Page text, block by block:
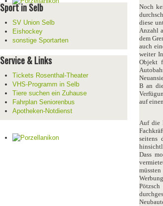
Sport in Selb
SV Union Selb
Eishockey
sonstige Sportarten
Service & Links
Tickets Rosenthal-Theater
VHS-Programm in Selb
Tiere suchen ein Zuhause
Fahrplan Seniorenbus
Apotheken-Notdienst
Noch
diese
Anzahl
dem
auch
weiter
Objekt
B an
auf
Auf die
seitens
Dass